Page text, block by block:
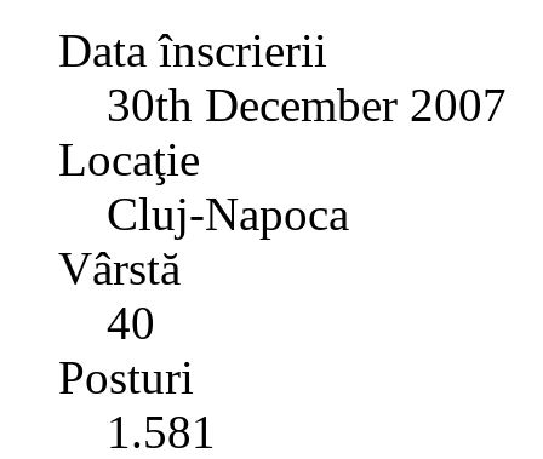
Data înscrierii
30th December 2007
Locaţie
Cluj-Napoca
Vârstă
40
Posturi
1.581